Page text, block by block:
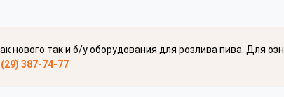
нового так и б/у оборудования для розлива пива. Для
387-74-77